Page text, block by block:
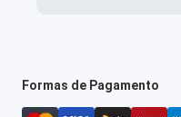
Formas de Pagamento